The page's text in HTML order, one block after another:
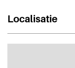
Localisatie